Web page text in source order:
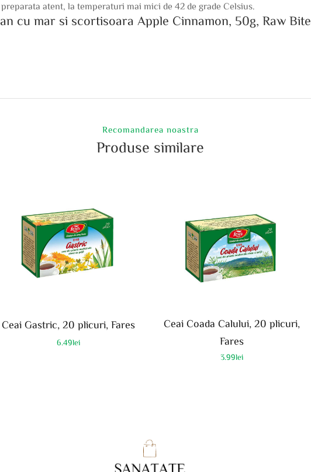
atent, la temperaturi mai mici de 42 de grade Celsius.
cu mar si scortisoara Apple Cinnamon, 50g, Raw Bite
Recomandarea noastra
Produse similare
Ceai Gastric, 20 plicuri, Fares
6.49lei
Ceai Coada Calului, 20 plicuri,
Fares
3.99lei